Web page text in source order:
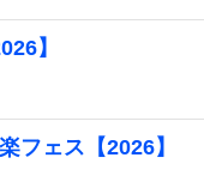
】
フェス【2026】